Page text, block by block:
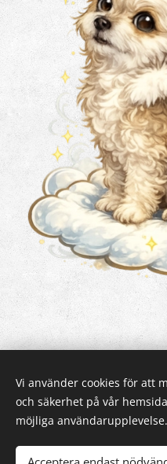
Vi använder cookies för att
och säkerhet på vår
möjliga användarupplevelse.